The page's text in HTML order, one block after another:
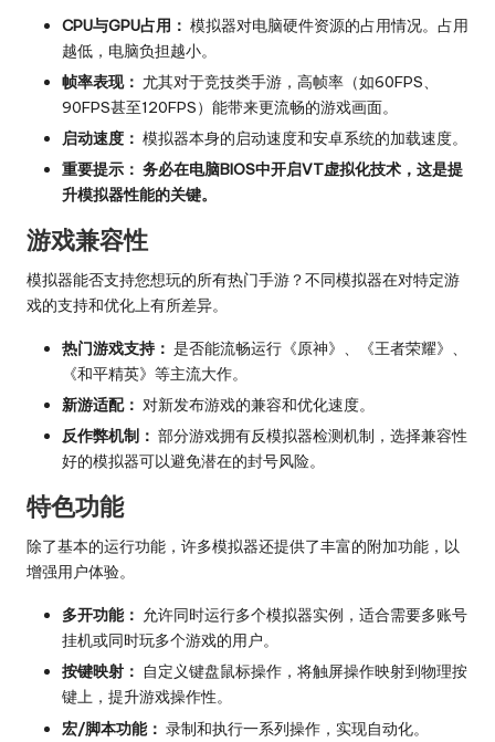
CPU与GPU占用： 模拟器对电脑硬件资源的占用情况。占用
越低，电脑负担越小。
帧率表现： 尤其对于竞技类手游，高帧率（如60FPS、
90FPS甚至120FPS）能带来更流畅的游戏画面。
启动速度： 模拟器本身的启动速度和安卓系统的加载速度。
重要提示： 务必在电脑BIOS中开启VT虚拟化技术，这是提
升模拟器性能的关键。
游戏兼容性
模拟器能否支持您想玩的所有热门手游？不同模拟器在对特定游
戏的支持和优化上有所差异。
热门游戏支持： 是否能流畅运行《原神》、《王者荣耀》、
《和平精英》等主流大作。
新游适配： 对新发布游戏的兼容和优化速度。
反作弊机制： 部分游戏拥有反模拟器检测机制，选择兼容性
好的模拟器可以避免潜在的封号风险。
特色功能
除了基本的运行功能，许多模拟器还提供了丰富的附加功能，以
增强用户体验。
多开功能： 允许同时运行多个模拟器实例，适合需要多账号
挂机或同时玩多个游戏的用户。
按键映射： 自定义键盘鼠标操作，将触屏操作映射到物理按
键上，提升游戏操作性。
宏/脚本功能： 录制和执行一系列操作，实现自动化。